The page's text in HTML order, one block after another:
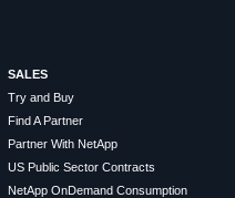
SALES
Try and Buy
Find A Partner
Partner With NetApp
US Public Sector Contracts
NetApp OnDemand Consumption